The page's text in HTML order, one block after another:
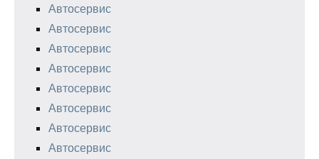
Автосервис
Автосервис
Автосервис
Автосервис
Автосервис
Автосервис
Автосервис
Автосервис